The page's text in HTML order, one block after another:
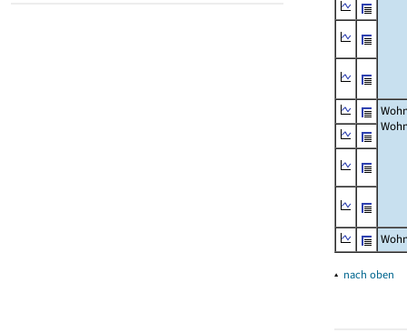
▴ nach oben